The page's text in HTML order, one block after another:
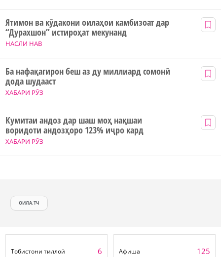
НАСЛИ НАВ
Ятимон ва кӯдакони оилаҳои камбизоат дар
“Дурахшон” истироҳат мекунанд
ХАБАРИ РӮЗ
Ба нафақагирон беш аз ду миллиард сомонӣ
дода шудааст
ХАБАРИ РӮЗ
Кумитаи андоз дар шаш моҳ нақшаи
воридоти андозҳоро 123% иҷро кард
ОИЛА.ТЧ
Тобистони тиллоӣ 6 Афиша 125